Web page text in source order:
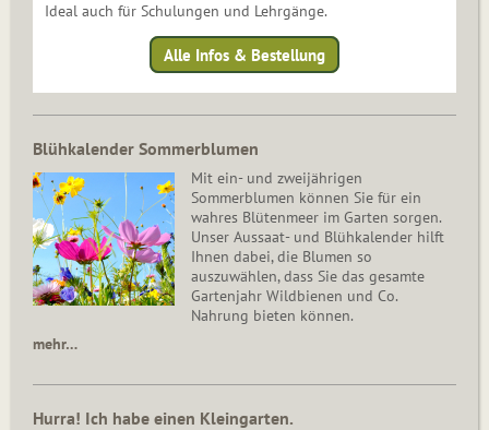
Ideal auch für Schulungen und Lehrgänge.
Alle Infos & Bestellung
Blühkalender Sommerblumen
Mit ein- und zweijährigen
Sommerblumen können Sie für ein
wahres Blütenmeer im Garten sorgen.
Unser Aussaat- und Blühkalender hilft
Ihnen dabei, die Blumen so
auszuwählen, dass Sie das gesamte
Gartenjahr Wildbienen und Co.
Nahrung bieten können.
mehr…
Hurra! Ich habe einen Kleingarten.